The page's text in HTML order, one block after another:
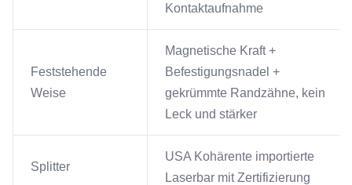
Kontaktaufnahme
Feststehende
Weise
Magnetische Kraft +
Befestigungsnadel +
gekrümmte Randzähne, kein
Leck und stärker
Splitter
USA Kohärente importierte
Laserbar mit Zertifizierung